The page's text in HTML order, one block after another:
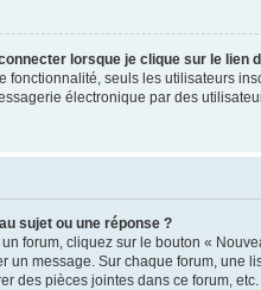
lorsque je clique sur le lien
fonctionnalité, seuls les utilisateurs
électronique par des
sujet ou une réponse ?
forum, cliquez sur le bouton «
un message. Sur chaque forum, une
des pièces jointes dans ce forum, etc.